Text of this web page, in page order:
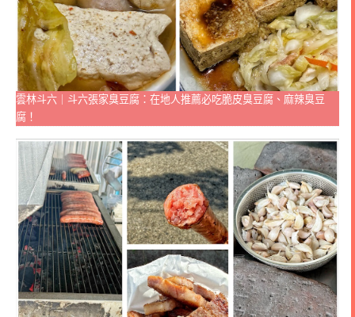
雲林斗六｜斗六張家臭豆腐：在地人推薦必吃脆皮臭豆腐、麻辣臭豆
腐！